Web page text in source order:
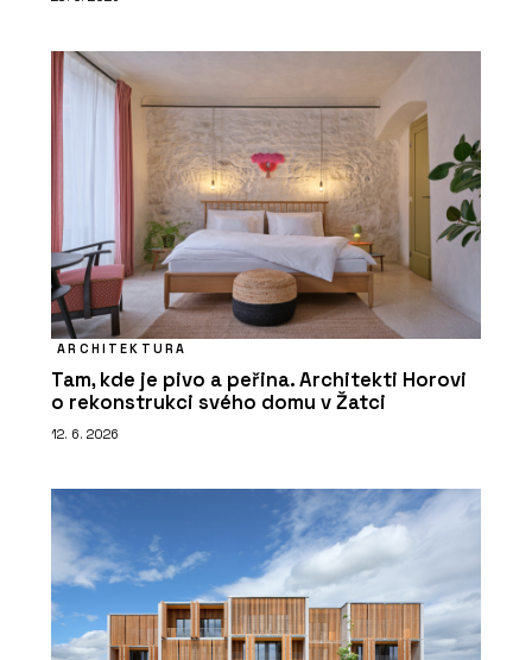
ARCHITEKTURA
Tam, kde je pivo a peřina. Architekti Horovi
o rekonstrukci svého domu v Žatci
12. 6. 2026